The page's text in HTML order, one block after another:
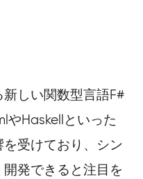
しい関数型言語F#
やHaskellといった
受けており、シン
発できると注目を